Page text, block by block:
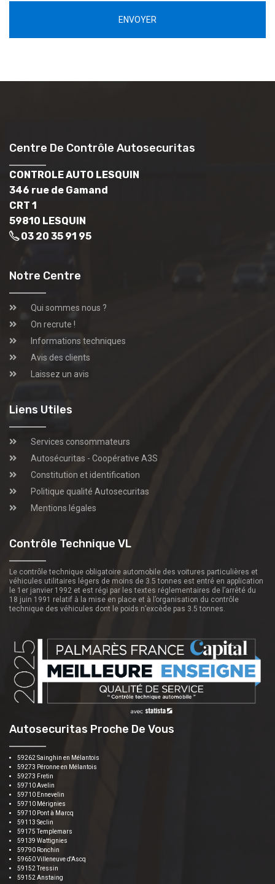
ENVOYER
Centre De Contrôle Autosecuritas
CONTROLE AUTO LESQUIN
346 rue de Gamand
CRT 1
59810 LESQUIN
03 20 35 91 95
Notre Centre
Qui sommes nous ?
On recrute !
Informations techniques
Avis des clients
Laissez un avis
Liens Utiles
Services consommateurs
Autosécuritas - Coopérative A3S
Constitution et identification
Politique qualité Autosecuritas
Mentions légales
Contrôle Technique VL
Le contrôle technique obligatoire automobile des voitures particulières et
véhicules utilitaires légers de moins de 3.5 tonnes est entré en application
le 1er janvier 1992 et est régi par les textes réglementaires de l’arrêté du
18 juin 1991 relatif à la mise en place et à l’organisation du contrôle
technique des véhicules dont le poids n’excède pas 3.5 tonnes.
Autosecuritas Proche De Vous
59262 Sainghin en Mélantois
59273 Péronne en Mélantois
59273 Fretin
59710 Avelin
59710 Ennevelin
59710 Mérignies
59710 Pont à Marcq
59113 Seclin
59175 Templemars
59139 Wattignies
59790 Ronchin
59650 Villeneuve d'Ascq
59152 Tressin
59152 Anstaing